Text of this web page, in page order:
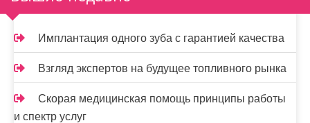
и
с
я
м
Имплантация одного зуба с гарантией качества
Взгляд экспертов на будущее топливного рынка
Скорая медицинская помощь принципы работы
и спектр услуг